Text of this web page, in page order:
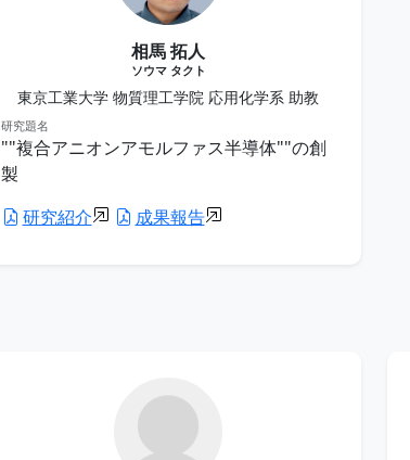
相馬 拓人
ソウマ タクト
東京工業大学 物質理工学院 応用化学系 助教
研究題名
""複合アニオンアモルファス半導体""の創
製
研究紹介
成果報告